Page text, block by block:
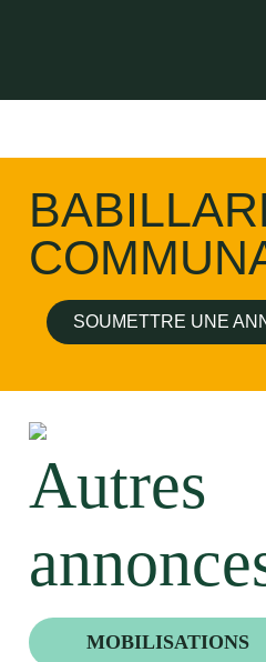
SOUMETTRE UNE
Autres
MOBILISATIONS